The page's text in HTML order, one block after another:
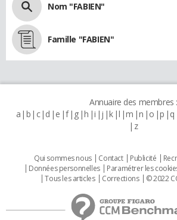
Nom "FABIEN"
Famille "FABIEN"
Annuaire des membres :
a b c d e f g h i j k l m n o p q
z
Qui sommes nous Contact Publicité
Données personnelles
Paramétrer les
Tous les articles
Corrections © 2022